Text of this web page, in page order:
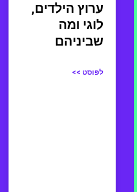
ערוץ הילדים,
לוגי ומה
שביניהם
לפוסט >>